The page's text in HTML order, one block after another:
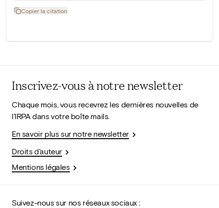
Copier la citation
Inscrivez-vous à notre newsletter
Chaque mois, vous recevrez les dernières nouvelles de
l'IRPA dans votre boîte mails.
En savoir plus sur notre newsletter
Droits d'auteur
Mentions légales
Suivez-nous sur nos réseaux sociaux :